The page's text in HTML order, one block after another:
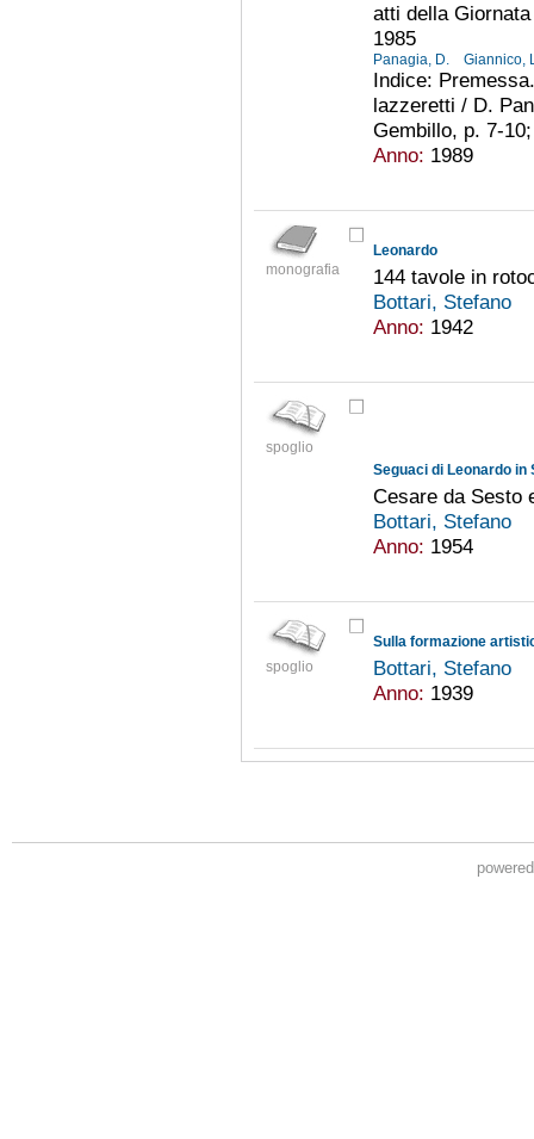
atti della
1985
Panagia, D. Giannico,
Indice:
lazzeretti / D.
Gembillo, p. 7-
Anno: 1989
monografia
Leonardo
144 tavole in
Bottari, Stefano
Anno: 1942
spoglio
Seguaci di Leonardo in
Cesare da Sesto
Bottari, Stefano
Anno: 1954
spoglio
Sulla formazione
Bottari, Stefano
Anno: 1939